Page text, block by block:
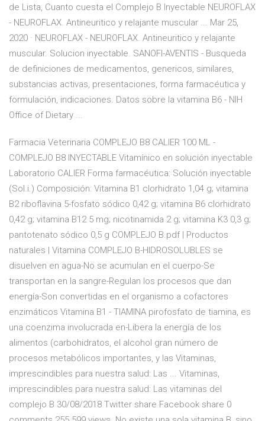
de Lista, Cuanto cuesta el Complejo B Inyectable NEUROFLAX
- NEUROFLAX. Antineuritico y relajante muscular ... Mar 25,
2020 · NEUROFLAX - NEUROFLAX. Antineuritico y relajante
muscular. Solucion inyectable. SANOFI-AVENTIS - Busqueda
de definiciones de medicamentos, genericos, similares,
substancias activas, presentaciones, forma farmacéutica y
formulación, indicaciones. Datos sobre la vitamina B6 - NIH
Office of Dietary ...
Farmacia Veterinaria COMPLEJO B8 CALIER 100 ML -
COMPLEJO B8 INYECTABLE Vitamínico en solución inyectable
Laboratorio CALIER Forma farmacéutica: Solución inyectable
(Sol.i.) Composición: Vitamina B1 clorhidrato 1,04 g; vitamina
B2 riboflavina 5-fosfato sódico 0,42 g; vitamina B6 clorhidrato
0,42 g; vitamina B12 5 mg; nicotinamida 2 g; vitamina K3 0,3 g;
pantotenato sódico 0,5 g COMPLEJO B.pdf | Productos
naturales | Vitamina COMPLEJO B-HIDROSOLUBLES se
disuelven en agua-No se acumulan en el cuerpo-Se
transportan en la sangre-Regulan los procesos que dan
energía-Son convertidas en el organismo a cofactores
enzimáticos Vitamina B1 - TIAMINA pirofosfato de tiamina, es
una coenzima involucrada en-Libera la energía de los
alimentos (carbohidratos, el alcohol gran número de
procesos metabólicos importantes, y las Vitaminas,
imprescindibles para nuestra salud: Las ... Vitaminas,
imprescindibles para nuestra salud: Las vitaminas del
complejo B 30/08/2018 Twitter share Facebook share 0